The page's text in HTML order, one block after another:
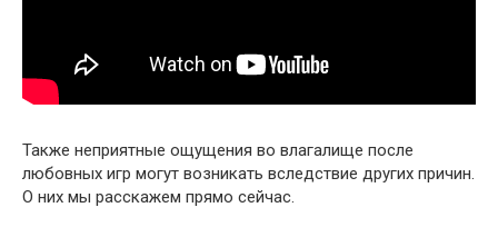
Также неприятные ощущения во влагалище после
любовных игр могут возникать вследствие других причин.
О них мы расскажем прямо сейчас.